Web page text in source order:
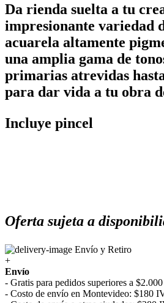
Da rienda suelta a tu
impresionante variedad
acuarela altamente
una amplia gama de
primarias atrevidas
para dar vida a tu obra
Incluye pincel
Oferta sujeta a
Envío y Retiro
+
Envío
- Gratis para pedidos superiores a $2.000
- Costo de envío en Montevideo: $180